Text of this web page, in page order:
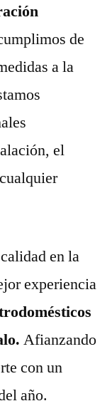
de
a la
el
en la
experiencia
Afianzando
con un
año.